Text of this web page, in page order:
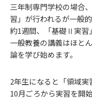
三年制専門学校の場合
習」が行われるが一般
約1週間、「基礎Ⅱ実習
一般教養の講義はほと
論を学び始めます。
2年生になると「領域実
10月ごろから実習を開